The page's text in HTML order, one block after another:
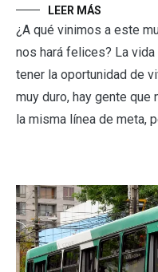
LEER MÁS
¿A qué vinimos a este
nos hará felices? La
tener la oportunidad de
muy duro, hay gente
la misma línea de meta,